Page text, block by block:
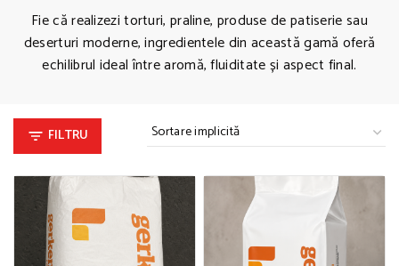
Fie că realizezi torturi, praline, produse de patiserie sau
deserturi moderne, ingredientele din această gamă oferă
echilibrul ideal între aromă, fluiditate și aspect final.
FILTRU